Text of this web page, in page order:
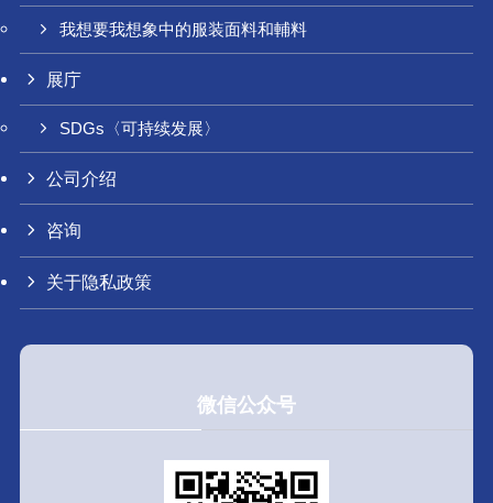
我想要我想象中的服装面料和輔料
展庁
SDGs〈可持续发展〉
公司介绍
咨询
关于隐私政策
微信公众号